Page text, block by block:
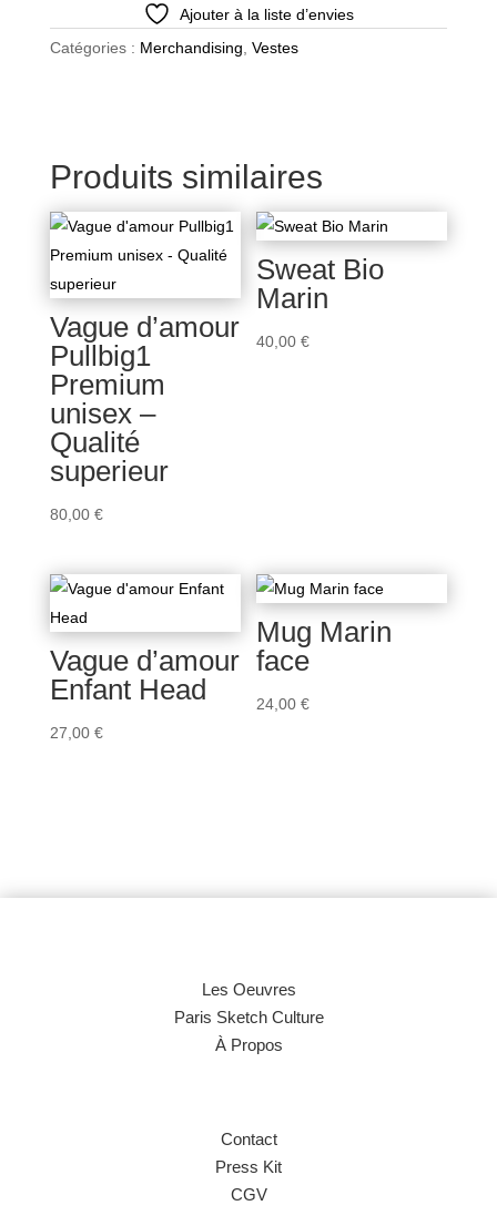
Ajouter à la liste d’envies
Catégories : Merchandising Vestes
Produits similaires
Vague d’amour
Pullbig1
Premium
unisex –
Qualité
superieur
80,00 €
Sweat Bio
Marin
40,00€
Vague d’amour
Enfant Head
27,00 €
Mug Marin
face
24,00€
Les Oeuvres
Paris Sketch Culture
À Propos
Contact
Press Kit
CGV